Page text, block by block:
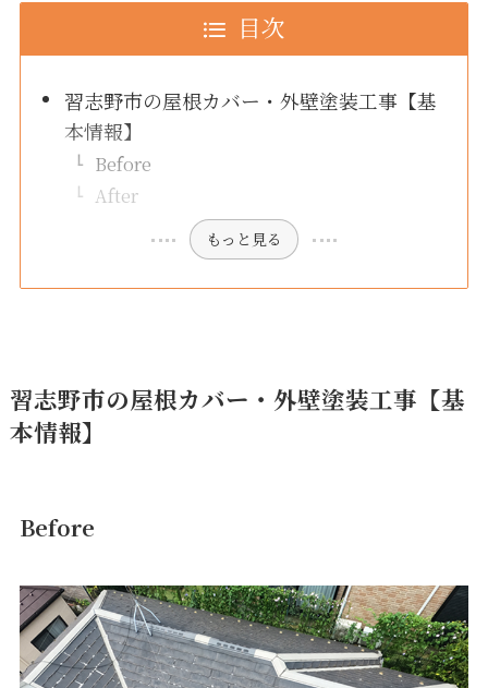
目次
習志野市の屋根カバー・外壁塗装工事【基
本情報】
Before
After
もっと見る
習志野市の屋根カバー・外壁塗装工事【基
本情報】
Before